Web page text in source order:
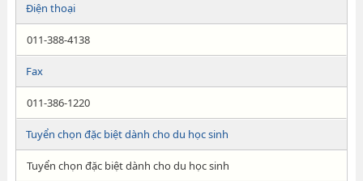
Điện thoại
011-388-4138
Fax
011-386-1220
Tuyển chọn đặc biệt dành cho du học sinh
Tuyển chọn đặc biệt dành cho du học sinh